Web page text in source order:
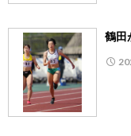
鶴田